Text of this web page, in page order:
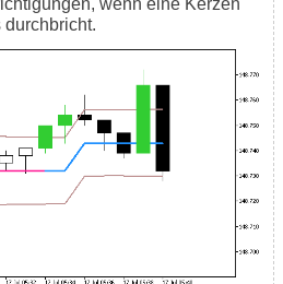
wenn eine Kerzen